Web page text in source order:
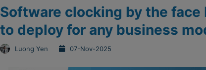
Software clocking by the face
to deploy for any business
Luong Yen 07-Nov-2025